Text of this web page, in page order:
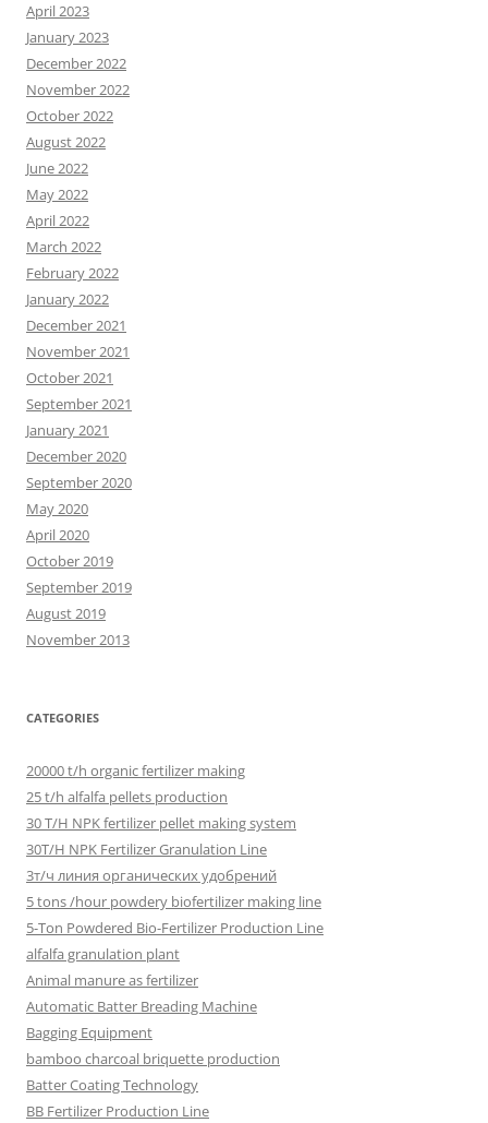
April 2023
January 2023
December 2022
November 2022
October 2022
August 2022
June 2022
May 2022
April 2022
March 2022
February 2022
January 2022
December 2021
November 2021
October 2021
September 2021
January 2021
December 2020
September 2020
May 2020
April 2020
October 2019
September 2019
August 2019
November 2013
CATEGORIES
20000 t/h organic fertilizer making
25 t/h alfalfa pellets production
30 T/H NPK fertilizer pellet making system
30T/H NPK Fertilizer Granulation Line
3т/ч линия органических удобрений
5 tons /hour powdery biofertilizer making line
5-Ton Powdered Bio-Fertilizer Production Line
alfalfa granulation plant
Animal manure as fertilizer
Automatic Batter Breading Machine
Bagging Equipment
bamboo charcoal briquette production
Batter Coating Technology
BB Fertilizer Production Line